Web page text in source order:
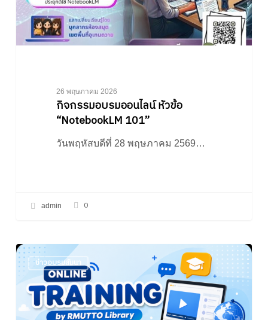
26 พฤษภาคม 2026
กิจกรรมอบรมออนไลน์ หัวข้อ
“NotebookLM 101”
วันพฤหัสบดีที่ 28 พฤษภาคม 2569…
admin 0
ข่าวอบรมสัมนา